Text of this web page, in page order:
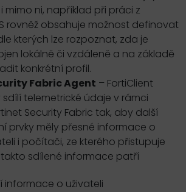
mimo ni, například při práci z
rovněž obsahuje možnost definovat
kterých lze rozpoznat, zda je
lokálně či vzdáleně a na základě
konkrétní profil.
Fabric Agent – FortiClient
telemetrické údaje v rámci
Security Fabric tak, aby další
prvky měly přesné informace o
i počítači, ze kterého přistupuje
takto sdílené informace patří
informace o uživateli